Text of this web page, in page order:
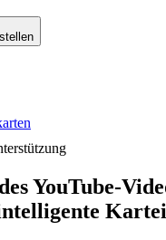
YouTube-